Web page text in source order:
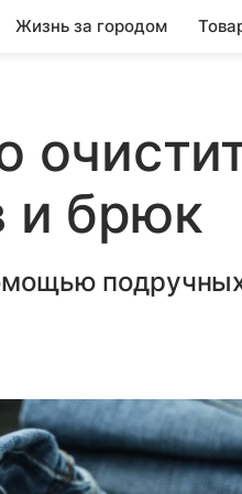
Жизнь за городом
и брюк